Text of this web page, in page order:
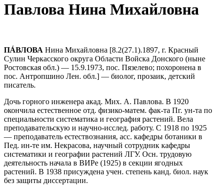
Павлова Нина Михайловна
ПÁВЛОВА Нина Михайловна [8.2(27.1).1897, г. Красный
Сулин Черкасского округа Области Войска Донского (ныне
Ростовская обл.) ― 15.9.1973, пос. Пязелево; похоронена в
пос. Антропшино Лен. обл.] ― биолог, прозаик, детский
писатель.
Дочь горного инженера акад. Мих. А. Павлова. В 1920
окончила естественное отд. физико-матем. фак-та Пг. ун-та по
специальности систематика и география растений. Вела
преподавательскую и научно-исслед. работу. С 1918 по 1925
― преподаватель естествознания, асс. кафедры ботаники в
Пед. ин-те им. Некрасова, научный сотрудник кафедры
систематики и географии растений ЛГУ. Осн. трудовую
деятельность начала в ВИРе (1925) в секции ягодных
растений. В 1938 присуждена учен. степень канд. биол. наук
без защиты диссертации.